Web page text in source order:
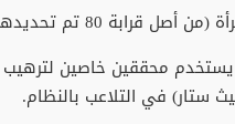
محققين خاصين لترهيب
ستار) في التلاعب بالنظام.